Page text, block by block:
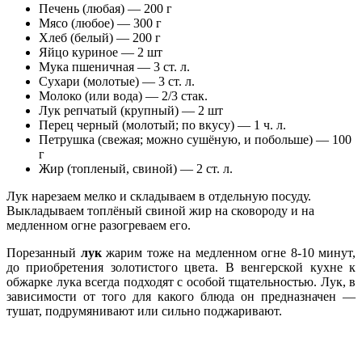
Печень (любая) — 200 г
Мясo (любое) — 300 г
Хлеб (белый) — 200 г
Яйцо куриное — 2 шт
Мука пшеничная — 3 ст. л.
Сухари (молотые) — 3 ст. л.
Молоко (или вода) — 2/3 стак.
Лук репчатый (крупный) — 2 шт
Перец черный (молотый; по вкусу) — 1 ч. л.
Петрушкa (свежая; можно сушёную, и побольше) — 100
г
Жир (топленый, свиной) — 2 ст. л.
Лук нарезаем мелко и складываем в отдельную посуду.
Выкладываем топлёный свиной жир на сковороду и на
медленном огне разогреваем его.
Порезанный лукжарим тоже на медленном огне 8-10 минут,
до приобретения золотистого цвета. В венгерской кухне к
обжарке лука всегда подходят с особой тщательностью. Лук, в
зависимости от того для какого блюда он предназначен —
тушат, подрумянивают или сильно поджаривают.